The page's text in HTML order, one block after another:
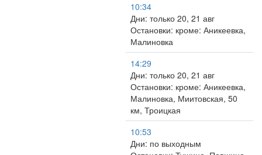
10:34
Дни: только 20, 21 авг
Остановки: кроме: Аникеевка,
Малиновка
14:29
Дни: только 20, 21 авг
Остановки: кроме: Аникеевка,
Малиновка, Миитовская, 50
км, Троицкая
10:53
Дни: по выходным